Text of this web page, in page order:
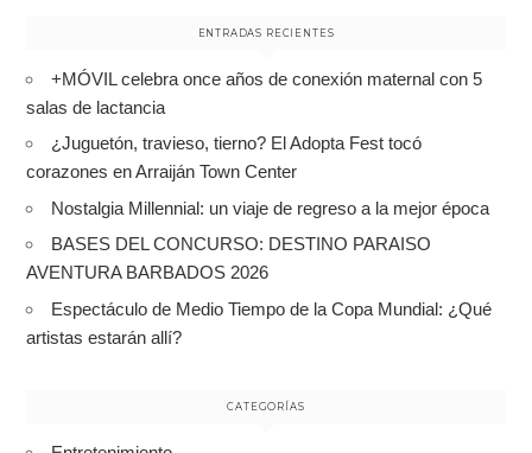
ENTRADAS RECIENTES
+MÓVIL celebra once años de conexión maternal con 5
salas de lactancia
¿Juguetón, travieso, tierno? El Adopta Fest tocó
corazones en Arraiján Town Center
Nostalgia Millennial: un viaje de regreso a la mejor época
BASES DEL CONCURSO: DESTINO PARAISO
AVENTURA BARBADOS 2026
Espectáculo de Medio Tiempo de la Copa Mundial: ¿Qué
artistas estarán allí?
CATEGORÍAS